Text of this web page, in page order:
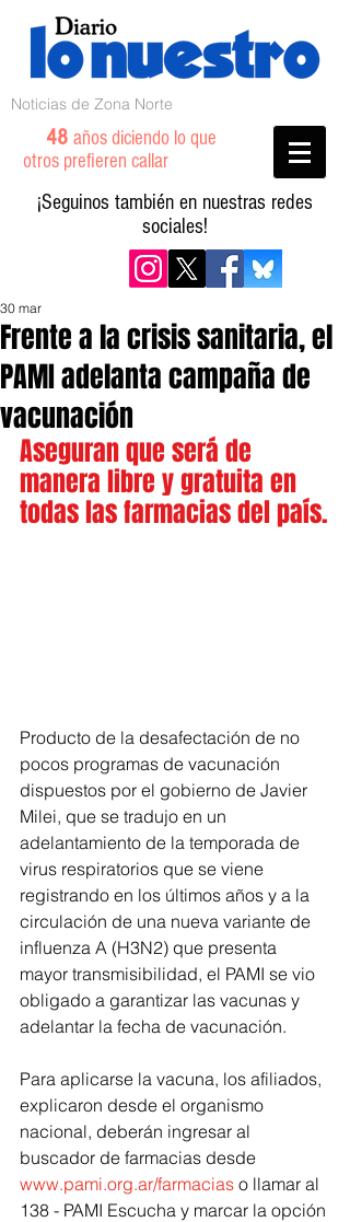
Noticias de Zona Norte
48 años diciendo lo que
otros prefieren callar
¡Seguinos también en nuestras redes
sociales!
Frente a la crisis sanitaria, el
PAMI adelanta campaña de
vacunación
30 mar
Aseguran que será de
manera libre y gratuita en
todas las farmacias del país.
Producto de la desafectación de no
pocos programas de vacunación
dispuestos por el gobierno de Javier
Milei, que se tradujo en un
adelantamiento de la temporada de
virus respiratorios que se viene
registrando en los últimos años y a la
circulación de una nueva variante de
influenza A (H3N2) que presenta
mayor transmisibilidad, el PAMI se vio
obligado a garantizar las vacunas y
adelantar la fecha de vacunación.
Para aplicarse la vacuna, los afiliados,
explicaron desde el organismo
nacional, deberán ingresar al
buscador de farmacias desde
www.pami.org.ar/farmacias o llamar al
138 - PAMI Escucha y marcar la opción